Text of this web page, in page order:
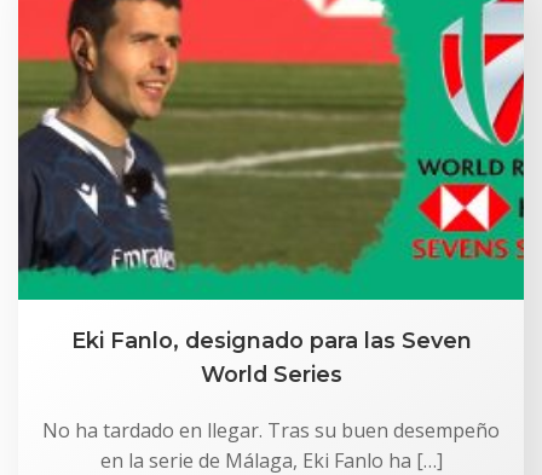
Eki Fanlo, designado para las Seven
World Series
No ha tardado en llegar. Tras su buen desempeño
en la serie de Málaga, Eki Fanlo ha […]